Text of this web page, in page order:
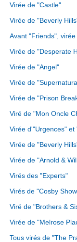
Virée de "Castle"
Virée de "Beverly
Avant "Friends",
Virée de "Desperate
Virée de "Angel"
Virée de
Virée de "Prison
Viré de "Mon Oncle
Virée d'"Urgences" et
Virée de "Beverly
Virée de "Arnold &
Virés des "Experts"
Virés de "Cosby
Viré de "Brothers &
Virée de "Melrose
Tous virés de "The